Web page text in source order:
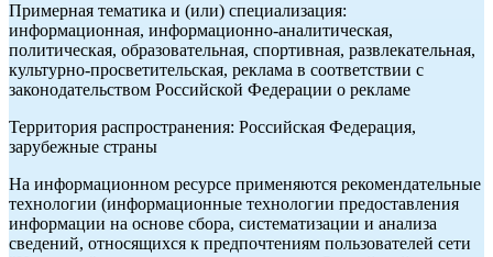
Примерная тематика и (или) специализация:
информационная, информационно-аналитическая,
политическая, образовательная, спортивная, развлекательная,
культурно-просветительская, реклама в соответствии с
законодательством Российской Федерации о рекламе
Территория распространения: Российская Федерация,
зарубежные страны
На информационном ресурсе применяются рекомендательные
технологии (информационные технологии предоставления
информации на основе сбора, систематизации и анализа
сведений, относящихся к предпочтениям пользователей сети